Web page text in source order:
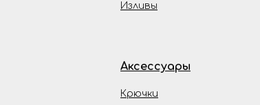
Крючки
Аксессуары
Изливы